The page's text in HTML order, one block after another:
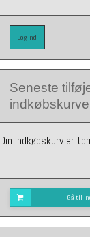
Log ind
Seneste
Din indkøbskurv er
Gå til